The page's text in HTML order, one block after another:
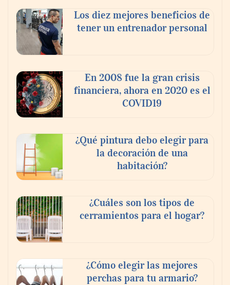
Los diez mejores beneficios de
tener un entrenador personal
En 2008 fue la gran crisis
financiera, ahora en 2020 es el
COVID19
¿Qué pintura debo elegir para
la decoración de una
habitación?
¿Cuáles son los tipos de
cerramientos para el hogar?
¿Cómo elegir las mejores
perchas para tu armario?